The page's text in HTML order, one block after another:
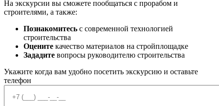
На экскурсии вы сможете пообщаться с прорабом и
строителями, а также:
Познакомитесь с современной технологией
строительства
Оцените качество материалов на стройплощадке
Зададите вопросы руководителю строительства
Укажите когда вам удобно посетить экскурсию и оставьте
телефон